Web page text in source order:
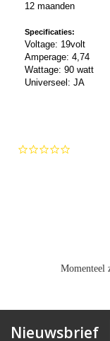
12 maanden
Specificaties:
Voltage: 19volt
Amperage: 4,74
Wattage: 90 watt
Universeel: JA
Momenteel
Nieuwsbrief